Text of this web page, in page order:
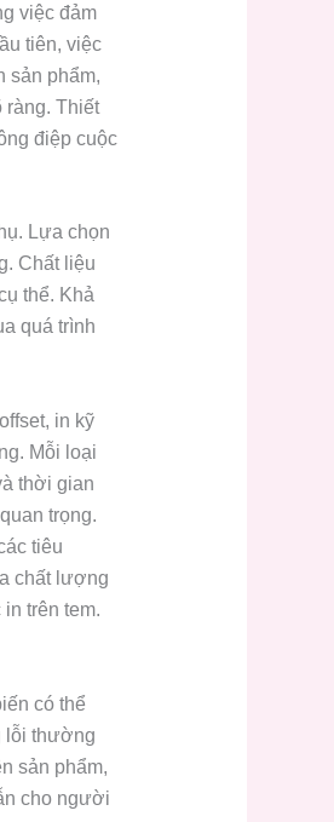
việc đảm
tiên, việc
sản phẩm,
ràng. Thiết
điệp cuộc
Lựa chọn
Chất liệu
thể. Khả
quá trình
in kỹ
Mỗi loại
thời gian
trọng.
tiêu
chất lượng
trên tem.
có thể
lỗi thường
sản phẩm,
cho người